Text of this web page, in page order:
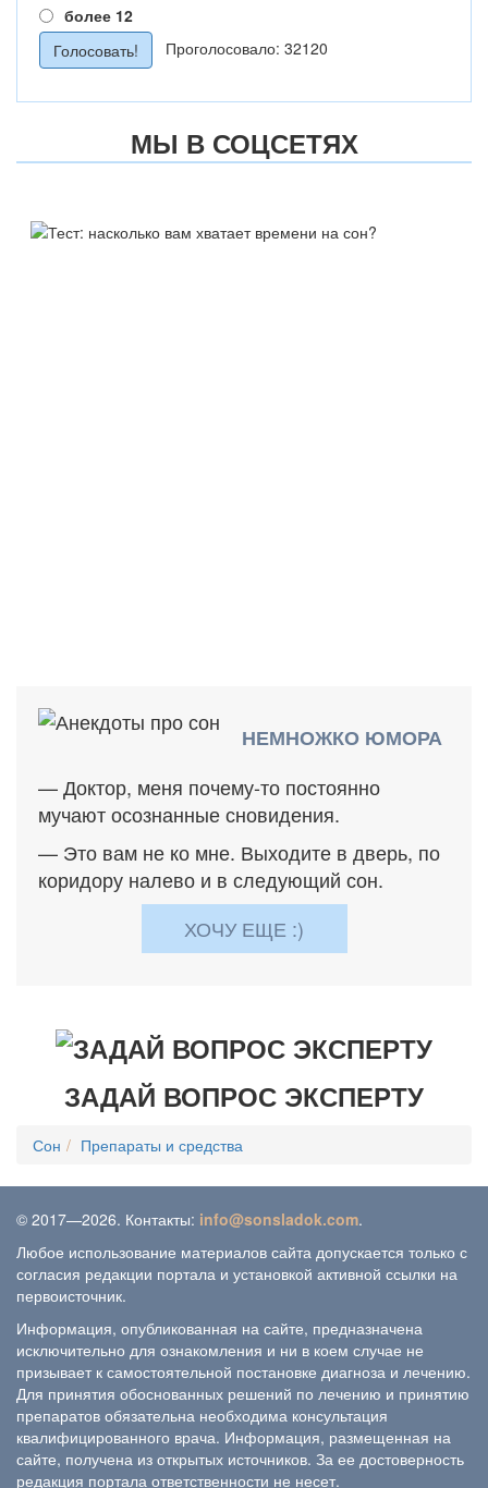
более 12
Проголосовало: 32120
МЫ В СОЦСЕТЯХ
НЕМНОЖКО ЮМОРА
— Доктор, меня почему-то постоянно
мучают осознанные сновидения.
— Это вам не ко мне. Выходите в дверь, по
коридору налево и в следующий сон.
ХОЧУ ЕЩЕ :)
ЗАДАЙ ВОПРОС ЭКСПЕРТУ
Сон Препараты и средства
© 2017—2026. Контакты: info@sonsladok.com.
Любое использование материалов сайта допускается только с
согласия редакции портала и установкой активной ссылки на
первоисточник.
Информация, опубликованная на сайте, предназначена
исключительно для ознакомления и ни в коем случае не
призывает к самостоятельной постановке диагноза и лечению.
Для принятия обоснованных решений по лечению и принятию
препаратов обязательна необходима консультация
квалифицированного врача. Информация, размещенная на
сайте, получена из открытых источников. За ее достоверность
редакция портала ответственности не несет.